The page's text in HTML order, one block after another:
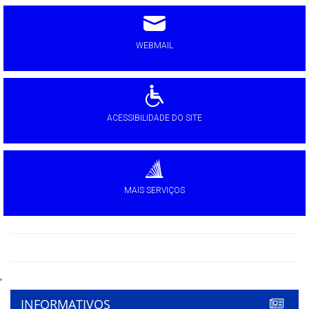
WEBMAIL
ACESSIBILIDADE DO SITE
MAIS SERVIÇOS
'
INFORMATIVOS